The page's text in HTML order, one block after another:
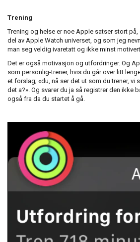
Trening
Trening og helse er noe Apple satser stort
del av Apple Watch universet, og som jeg
man seg veldig ivaretatt og ikke minst motivert.
Det er også motivasjon og utfordringer. Og
som personlig-trener, hvis du går over litt
et forslag; «du, nå ser det ut som du trener, vi
det a?». Og svarer du ja så registrer den ikke
også fra da du startet å gå.